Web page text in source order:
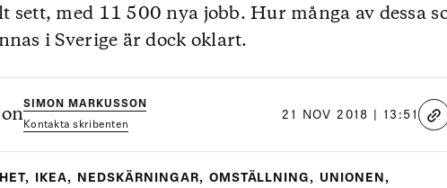
sett, med 11 500 nya jobb. Hur många av dessa
i Sverige är dock oklart.
SIMON MARKUSSON
Kontakta skribenten
21 NOV 2018 | 13:51
, IKEA, NEDSKÄRNINGAR, OMSTÄLLNING, UNIONEN,